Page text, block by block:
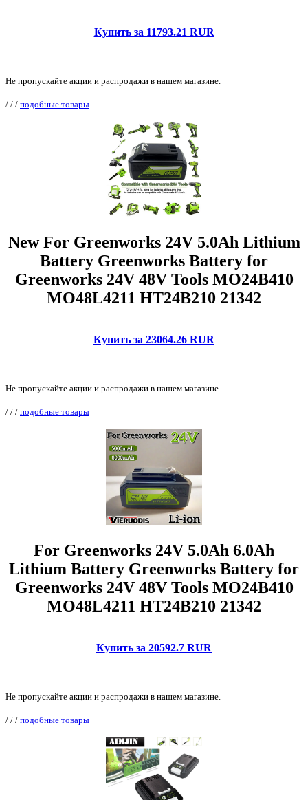
Купить за 11793.21 RUR
Не пропускайте акции и распродажи в нашем магазине.
/ / / подобные товары
New For Greenworks 24V 5.0Ah Lithium
Battery Greenworks Battery for
Greenworks 24V 48V Tools MO24B410
MO48L4211 HT24B210 21342
Купить за 23064.26 RUR
Не пропускайте акции и распродажи в нашем магазине.
/ / / подобные товары
For Greenworks 24V 5.0Ah 6.0Ah
Lithium Battery Greenworks Battery for
Greenworks 24V 48V Tools MO24B410
MO48L4211 HT24B210 21342
Купить за 20592.7 RUR
Не пропускайте акции и распродажи в нашем магазине.
/ / / подобные товары